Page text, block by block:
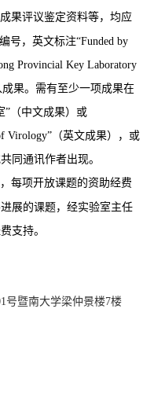
果评议鉴定资料等，均应
号，英文标注“Funded by
Provincial Key Laboratory
果。需有至少一项成果在
” （中文成果）或
Virology” （英文成果），或
同通讯作者出现。
每项开放课题的资助经费
展的课题，经实验室主任
支持。
号暨南大学梁仲景楼7楼